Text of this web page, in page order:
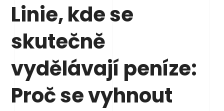
Linie, kde se
skutečně
vydělávají peníze:
Proč se vyhnout